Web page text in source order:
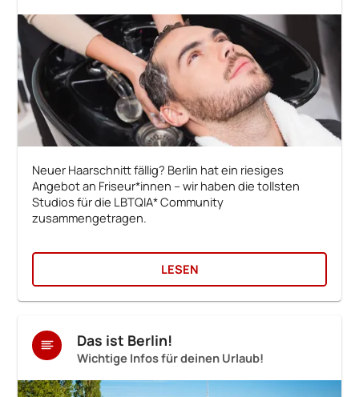
Neuer Haarschnitt fällig? Berlin hat ein riesiges
Angebot an Friseur*innen – wir haben die tollsten
Studios für die LBTQIA* Community
zusammengetragen.
LESEN
Das ist Berlin!
Wichtige Infos für deinen Urlaub!